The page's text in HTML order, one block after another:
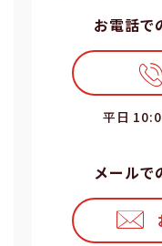
お電話で
平⽇
メールで